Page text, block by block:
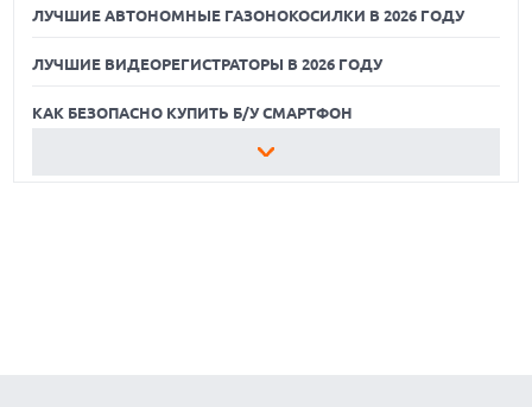
ЛУЧШИЕ АВТОНОМНЫЕ ГАЗОНОКОСИЛКИ В 2026 ГОДУ
ЛУЧШИЕ ВИДЕОРЕГИСТРАТОРЫ В 2026 ГОДУ
КАК БЕЗОПАСНО КУПИТЬ Б/У СМАРТФОН
ЛУЧШИЕ АВТОНОМНЫЕ ГАЗОНОКОСИЛКИ В 2026 ГОДУ